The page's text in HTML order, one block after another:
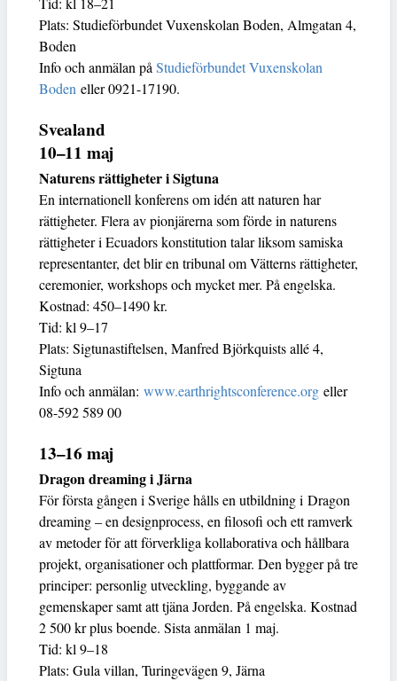
Plats: Studieförbundet Vuxenskolan Boden, Almgatan 4,
Boden
Info och anmälan påStudieförbundet Vuxenskolan
Boden eller 0921-17190.
Svealand
10–11 maj
Naturens rättigheter i Sigtuna
En internationell konferens om idén att naturen har
rättigheter. Flera av pionjärerna som förde in naturens
rättigheter i Ecuadors konstitution talar liksom samiska
representanter, det blir en tribunal om Vätterns rättigheter,
ceremonier, workshops och mycket mer. På engelska.
Kostnad: 450–1490 kr.
Tid: kl 9–17
Plats: Sigtunastiftelsen, Manfred Björkquists allé 4,
Sigtuna
Info och anmälan: www.earthrightsconference.org eller
08-592 589 00
13–16 maj
Dragon dreaming i Järna
För första gången i Sverige hålls en utbildning i Dragon
dreaming – en designprocess, en filosofi och ett ramverk
av metoder för att förverkliga kollaborativa och hållbara
projekt, organisationer och plattformar. Den bygger på tre
principer: personlig utveckling, byggande av
gemenskaper samt att tjäna Jorden. På engelska. Kostnad
2 500 kr plus boende. Sista anmälan 1 maj.
Tid: kl 9–18
Plats: Gula villan, Turingevägen 9, Järna